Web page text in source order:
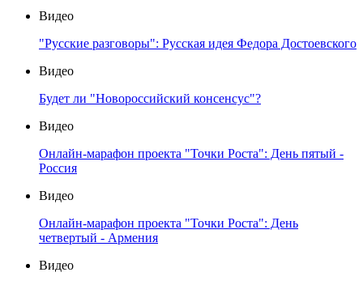
Видео
"Русские разговоры": Русская идея Федора Достоевского
Видео
Будет ли "Новороссийский консенсус"?
Видео
Онлайн-марафон проекта "Точки Роста": День пятый -
Россия
Видео
Онлайн-марафон проекта "Точки Роста": День
четвертый - Армения
Видео